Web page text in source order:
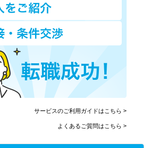
サービスのご利用ガイドはこちら >
よくあるご質問はこちら >